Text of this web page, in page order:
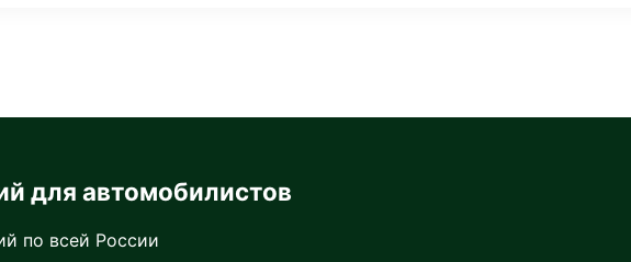
для автомобилистов
по всей России